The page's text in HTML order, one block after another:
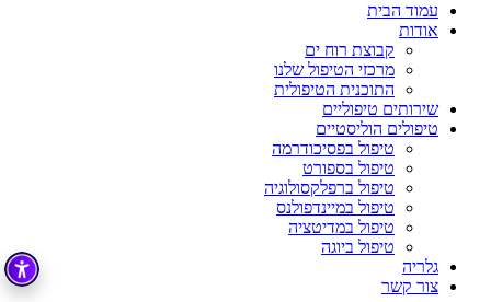
עמוד הבית
אודות
קבוצת רוח ים
מרכזי הטיפול שלנו
התוכנית הטיפולית
שירותים טיפוליים
טיפולים הוליסטיים
טיפול בפסיכודרמה
טיפול בספורט
טיפול ברפלקסולוגיה
טיפול במיינדפולנס
טיפול במדיטציה
טיפול ביוגה
גלריה
צור קשר